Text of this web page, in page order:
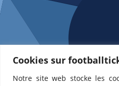
Cookies sur
Notre site web stocke les